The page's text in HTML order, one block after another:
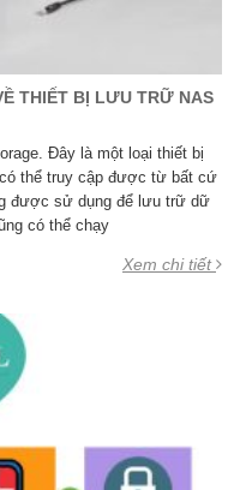
THIẾT BỊ LƯU TRỮ NAS
Đây là một loại thiết bị
thể truy cập được từ bất cứ
được sử dụng để lưu trữ dữ
có thể chạy
Xem chi tiết